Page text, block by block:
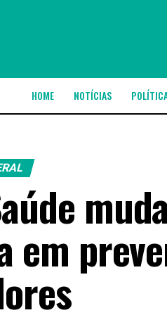
HOME NOTÍCIAS
em